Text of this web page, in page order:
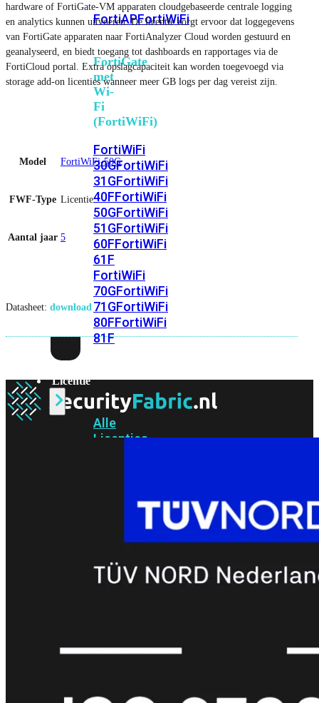
FortiAPFortiWiFi
FortiGate
met
Wi-
Fi
(FortiWiFi)
FortiWiFi
30GFortiWiFi
31GFortiWiFi
40FFortiWiFi
50GFortiWiFi
51GFortiWiFi
60FFortiWiFi
61F
FortiWiFi
70GFortiWiFi
71GFortiWiFi
80FFortiWiFi
81F
Licentie
Alle
Licenties
Support
FortiCare
EssentialsFortiCare
Elite
FortiCare
Upgrades
RMA
hardware of FortiGate-VM apparaten cloudgebaseerde centrale logging
en analytics kunnen uitvoeren. De licentie zorgt ervoor dat loggegevens
van FortiGate apparaten naar FortiAnalyzer Cloud worden gestuurd en
geanalyseerd, en biedt toegang tot dashboards en rapportages via de
FortiCloud portal. Extra opslagcapaciteit kan worden toegevoegd via
storage add-on licenties wanneer meer GB logs per dag vereist zijn.
Model FortiWiFi-50G
FWF-Type Licentie
Aantal jaar 5
Datasheet: download